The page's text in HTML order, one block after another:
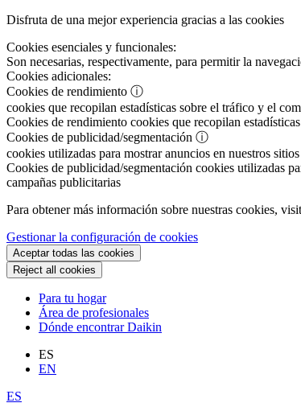
Disfruta de una mejor experiencia gracias a las cookies
Cookies esenciales y funcionales:
Son necesarias, respectivamente, para permitir la
Cookies adicionales:
Cookies de rendimiento ⓘ
cookies que recopilan estadísticas sobre el tráfico y el
Cookies de rendimiento cookies que recopilan
Cookies de publicidad/segmentación ⓘ
cookies utilizadas para mostrar anuncios en nuestros
Cookies de publicidad/segmentación cookies utilizadas
campañas publicitarias
Para obtener más información sobre nuestras cookies,
Gestionar la configuración de cookies
Aceptar todas las cookies
Reject all cookies
Para tu hogar
Área de profesionales
Dónde encontrar Daikin
ES
EN
ES